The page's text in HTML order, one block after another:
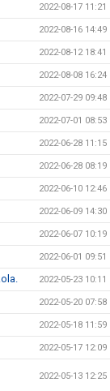
2022-08-17 11:21
2022-08-16 14:49
2022-08-12 18:41
2022-08-08 16:24
2022-07-29 09:48
2022-07-01 08:53
2022-06-28 11:15
2022-06-28 08:19
2022-06-10 12:46
2022-06-09 14:30
2022-06-07 10:19
2022-06-01 09:51
2022-05-23 10:11
2022-05-20 07:58
2022-05-18 11:59
2022-05-17 12:09
2022-05-13 12:25